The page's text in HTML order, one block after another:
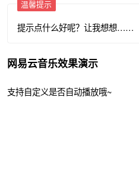
温馨提示
提示点什么好呢？让我想想……
网易云音乐效果演示
支持自定义是否自动播放哦~